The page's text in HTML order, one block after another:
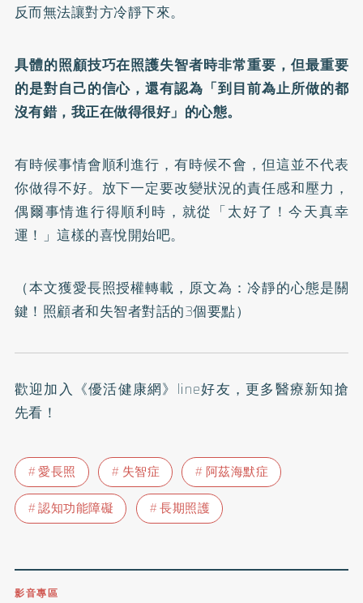
反而無法讓對方冷靜下來。
具體的照顧技巧在照護失智者時非常重要，但最重要
的是對自己的信心，還有認為「到目前為止所做的都
沒有錯，我正在做得很好」的心態。
有時候事情會順利進行，有時候不會，但這並不代表
你做得不好。放下一定要改變狀況的責任感和壓力，
偶爾事情進行得順利時，就從「太好了！今天真幸
運！」這樣的喜悅開始吧。
（本文獲愛長照授權轉載，原文為： 冷靜的心態是關
鍵！照顧者和失智者對話的3個要點）
歡迎加入 《優活健康網》line好友 ，更多醫療新知搶
先看！
愛長照 失智症
阿茲海默症
認知功能障礙
長期照護
影音專區